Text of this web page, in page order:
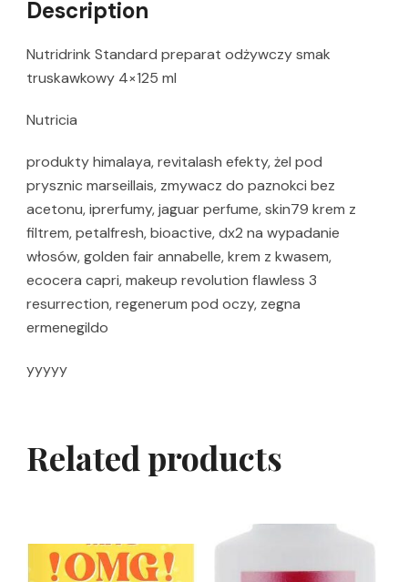
Description
Nutridrink Standard preparat odżywczy smak
truskawkowy 4×125 ml
Nutricia
produkty himalaya, revitalash efekty, żel pod
prysznic marseillais, zmywacz do paznokci bez
acetonu, iprerfumy, jaguar perfume, skin79 krem z
filtrem, petalfresh, bioactive, dx2 na wypadanie
włosów, golden fair annabelle, krem z kwasem,
ecocera capri, makeup revolution flawless 3
resurrection, regenerum pod oczy, zegna
ermenegildo
yyyyy
Related products